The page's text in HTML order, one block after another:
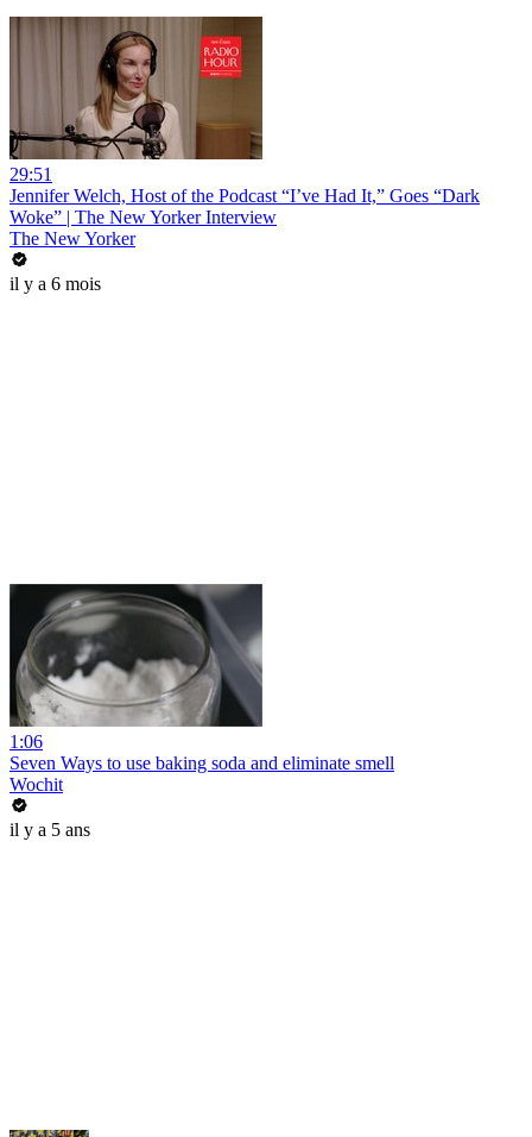
29:51
Jennifer Welch, Host of the Podcast “I’ve Had It,” Goes “Dark
Woke” | The New Yorker Interview
The New Yorker
il y a 6 mois
1:06
Seven Ways to use baking soda and eliminate smell
Wochit
il y a 5 ans